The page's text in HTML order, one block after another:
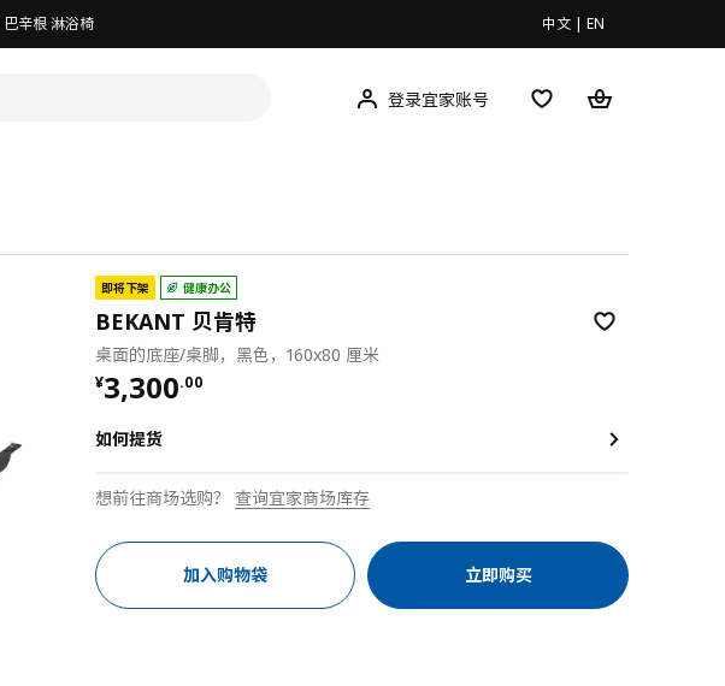
中文 | EN
登录宜家账号
即将下架 健康办公
BEKANT 贝肯特
桌面的底座/桌脚，黑色，160x80 厘米
¥3,300.00
¥ 3300.00
如何提货
想前往商场选购？ 查询宜家商场库存
加入购物袋 立即购买